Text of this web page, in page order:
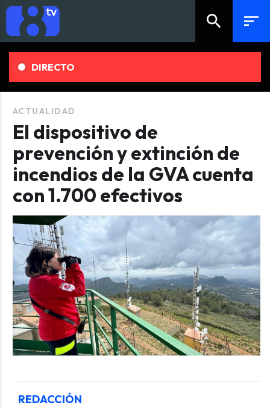
search sort
DIRECTO
ACTUALIDAD
El dispositivo de
prevención y extinción de
incendios de la GVA cuenta
con 1.700 efectivos
REDACCIÓN